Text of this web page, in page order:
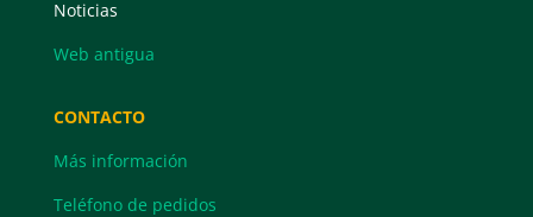
Noticias
Web antigua
CONTACTO
Más información
Teléfono de pedidos